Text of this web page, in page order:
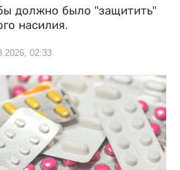
должно было "защитить"
насилия.
02:33